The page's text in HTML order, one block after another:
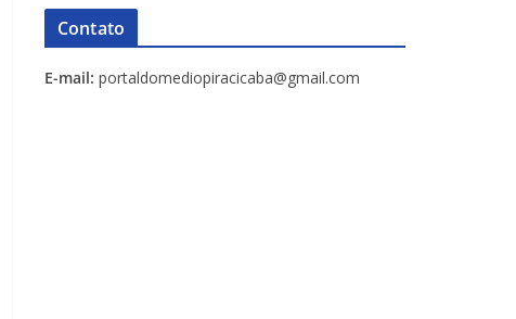
Contato
E-mail: portaldomediopiracicaba@gmail.com